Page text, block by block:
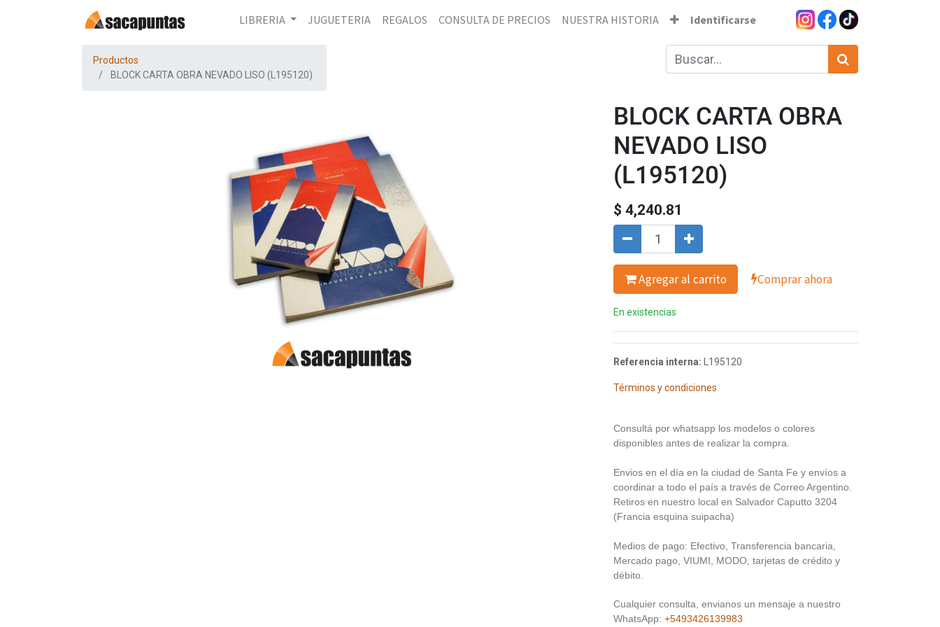
LIBRERIA JUGUETERIA REGALOS CONSULTA DE PRECIOS NUESTRA HISTORIA Identificarse
Productos
BLOCK CARTA OBRA NEVADO LISO (L195120)
BLOCK CARTA OBRA
NEVADO LISO
(L195120)
$ 4,240.81
Agregar al carrito Comprar ahora
En existencias
Referencia interna: L195120
Términos y condiciones
Consultá por whatsapp los modelos o colores
disponibles antes de realizar la compra.
Envios en el día en la ciudad de Santa Fe y envíos a
coordinar a todo el país a través de Correo Argentino.
Retiros en nuestro local en Salvador Caputto 3204
(Francia esquina suipacha)
Medios de pago: Efectivo, Transferencia bancaria,
Mercado pago, VIUMI, MODO, tarjetas de crédito y
débito.
Cualquier consulta, envianos un mensaje a nuestro
WhatsApp: +5493426139983